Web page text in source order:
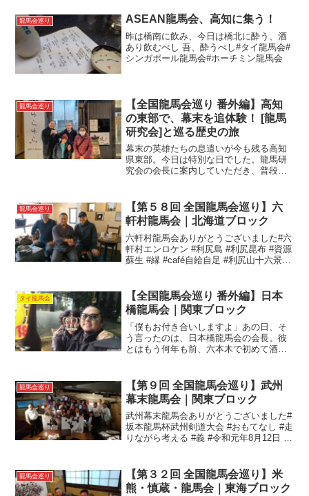
龍馬会巡り ASEAN龍馬会、高知に集う！
昨は橋南に飲み、今日は橋北に酔う、酒
あり飲むべし 吾、酔うべし#タイ龍馬会#
シンガポール龍馬会#ホーチミン龍馬会
龍馬会巡り
【全国龍馬会巡り 番外編】高知
の東部で、幕末を追体験！ [龍馬
研究会]と巡る歴史の旅
幕末の英雄たちの息遣いが今も残る高知
県東部。今日は特別な日でした。龍馬研
究会の会長に案内していただき、普段の
経済の礎を築いた男、岩崎弥太郎の足跡
をたどる まず訪れたの...
龍馬会巡り
【第５８回 全国龍馬会巡り】六
軒村龍馬会｜北海道ブロック
六軒村龍馬会ありがとうございました#六
軒村エンロケン #利尻島 #利尻昆布 #資源
蘇生 #縁 #café自給自足 #利尻山十六景 #
軒村龍馬会
タイ龍馬会
【全国龍馬会巡り 番外編】日本
橋龍馬会｜関東ブロック
「僕もお付き合いしますよ」あの日、そ
う言ったのは、日本橋龍馬会の会長。彼
とはもう何年も前、六本木で初めて酒を
のことだ。「自分はラーメン食べて帰り
ますんで」といつものよう...
龍馬会巡り
【第９回 全国龍馬会巡り】武州
幕末龍馬会｜関東ブロック
武州幕末龍馬会ありがとうございました#
坂本龍馬杯武州剣道大会 #おもてなし #走
りながら考える #義 #令和元年8月12日 #
龍馬会巡り
【第３２回 全国龍馬会巡り】米
熊・慎蔵・龍馬会｜東海ブロック